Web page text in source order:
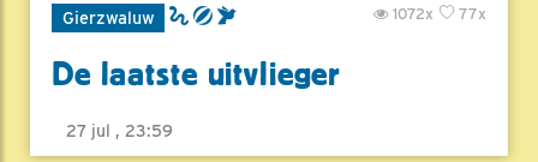
Gierzwaluw 77x
1072x
De laatste uitvlieger
27 jul , 23:59